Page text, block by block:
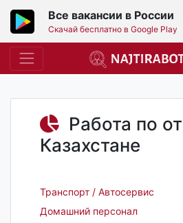
Все вакансии в России
Скачай бесплатно в Google Play
Работа по
Казахстане
Транспорт / Автосервис
Домашний персонал